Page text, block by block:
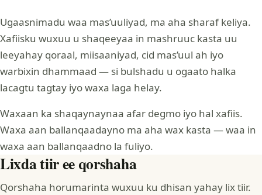
Ugaasnimadu waa mas’uuliyad, ma aha sharaf keliya.
Xafiisku wuxuu u shaqeeyaa in mashruuc kasta uu
leeyahay qoraal, miisaaniyad, cid mas’uul ah iyo
warbixin dhammaad — si bulshadu u ogaato halka
lacagtu tagtay iyo waxa laga helay.
Waxaan ka shaqaynaynaa afar degmo iyo hal xafiis.
Waxa aan ballanqaadayno ma aha wax kasta — waa in
waxa aan ballanqaadno la fuliyo.
Lixda tiir ee qorshaha
Qorshaha horumarinta wuxuu ku dhisan yahay lix tiir.